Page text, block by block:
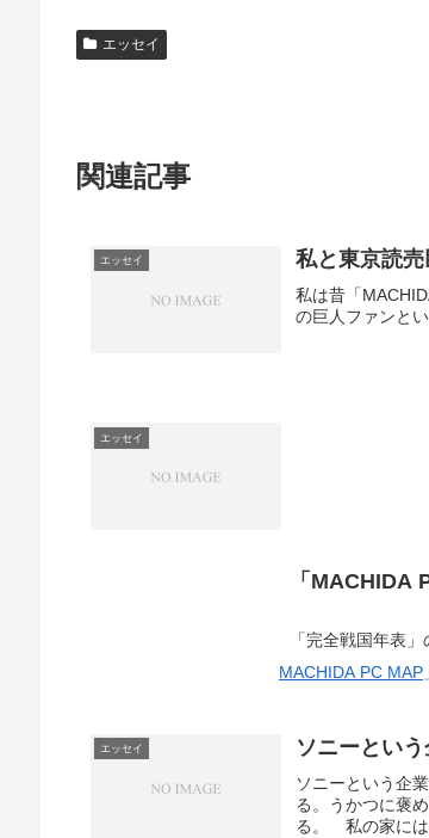
エッセイ
関連記事
エッセイ 私と東京読
私は昔「
の巨人ファンと
エッセイ
「MACHIDA
「完全戦国年表
MACHIDA PC MAP
エッセイ ソニーとい
ソニーという企
る。うかつに褒
る。 私の家には